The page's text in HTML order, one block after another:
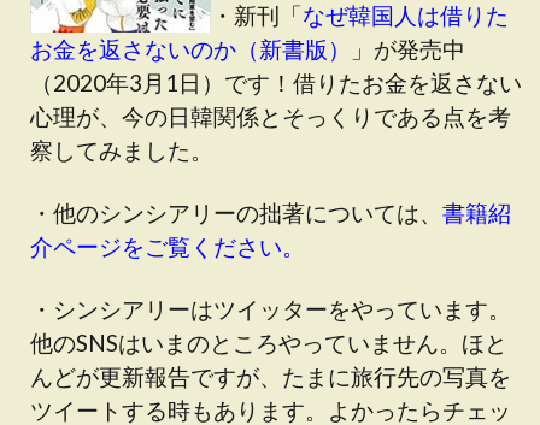
・新刊「なぜ韓国人は借りた
お金を返さないのか（新書版）
」が発売中
（2020年3月1日）です！借りたお金を返さない
心理が、今の日韓関係とそっくりである点を考
察してみました。
・他のシンシアリーの拙著については、 書籍紹
介ページをご覧ください。
・シンシアリーはツイッターをやっています。
他のSNSはいまのところやっていません。ほと
んどが更新報告ですが、たまに旅行先の写真を
ツイートする時もあります。よかったらチェッ